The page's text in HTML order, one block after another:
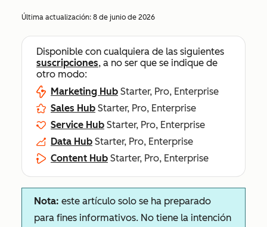
Última actualización: 8 de junio de 2026
Disponible con cualquiera de las siguientes
suscripciones, a no ser que se indique de
otro modo:
Marketing Hub Starter, Pro, Enterprise
Sales Hub Starter, Pro, Enterprise
Service Hub Starter, Pro, Enterprise
Data Hub Starter, Pro, Enterprise
Content Hub Starter, Pro, Enterprise
Nota: este artículo solo se ha preparado
para fines informativos. No tiene la intención